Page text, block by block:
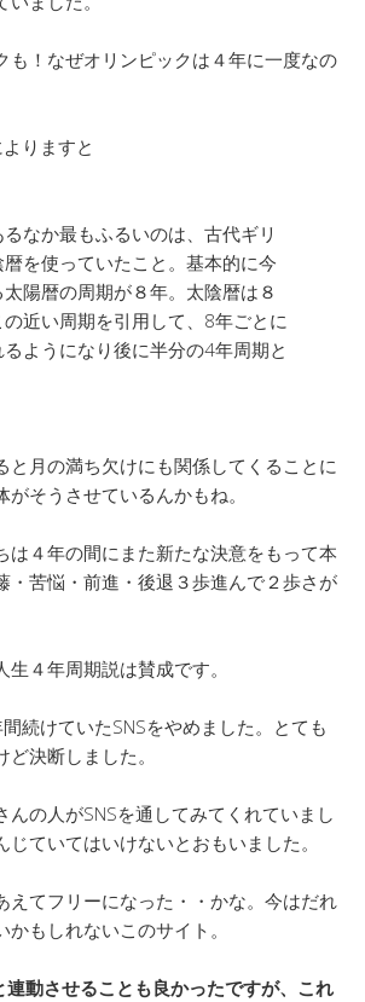
も！なぜオリンピックは４年に一度なの
りますと
なか最もふるいのは、古代ギリ
を使っていたこと。基本的に今
陽暦の周期が８年。太陰暦は８
近い周期を引用して、8年ごとに
ようになり後に半分の4年周期と
と月の満ち欠けにも関係してくることに
がそうさせているんかもね。
は４年の間にまた新たな決意をもって本
・苦悩・前進・後退３歩進んで２歩さが
４年周期説は賛成です。
続けていたSNSをやめました。とても
決断しました。
んの人がSNSを通してみてくれていまし
ていてはいけないとおもいました。
えてフリーになった・・かな。今はだれ
もしれないこのサイト。
連動させることも良かったですが、これ